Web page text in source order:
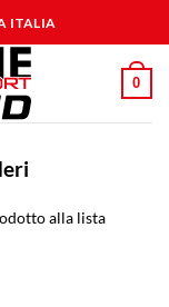
ITALIA
0
alla lista